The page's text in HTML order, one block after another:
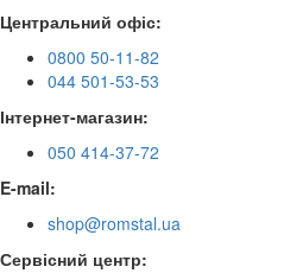
Центральний офіс:
0800 50-11-82
044 501-53-53
Інтернет-магазин:
050 414-37-72
E-mail:
shop@romstal.ua
Сервісний центр: